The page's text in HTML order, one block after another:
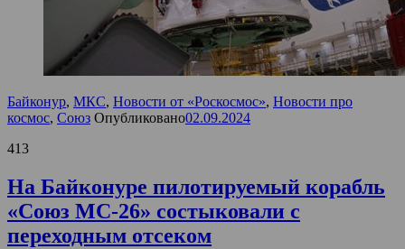
Байконур, МКС, Новости от «Роскосмос», Новости про
космос, Союз Опубликовано02.09.2024
413
На Байконуре пилотируемый корабль
«Союз МС-26» состыковали с
переходным отсеком